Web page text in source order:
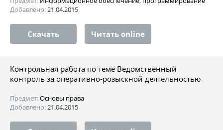
Добавлено:21.04.2015
Скачать Читать online
Контрольная работа по теме Ведомственный
контроль за оперативно-розыскной деятельностью
Предмет:Основы права
Добавлено:21.04.2015